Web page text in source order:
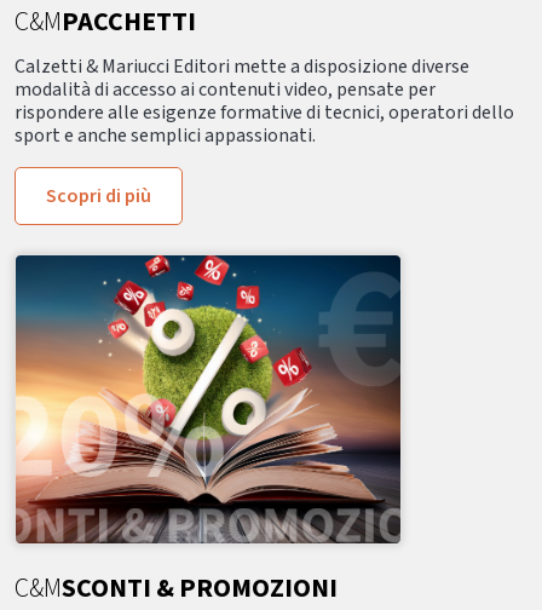
C&MPACCHETTI
Calzetti & Mariucci Editori mette a disposizione diverse
modalità di accesso ai contenuti video, pensate per
rispondere alle esigenze formative di tecnici, operatori dello
sport e anche semplici appassionati.
Scopri di più
C&MSCONTI & PROMOZIONI